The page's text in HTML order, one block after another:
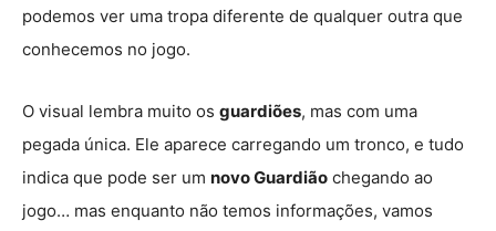
podemos ver uma tropa diferente de qualquer outra que
conhecemos no jogo.
O visual lembra muito os guardiões, mas com uma
pegada única. Ele aparece carregando um tronco, e tudo
indica que pode ser um novo Guardião chegando ao
jogo… mas enquanto não temos informações, vamos